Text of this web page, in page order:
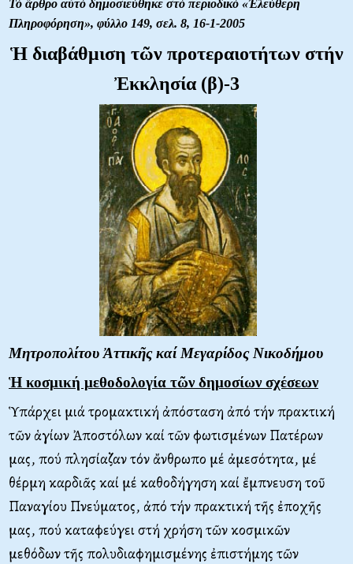
Τό ἄρθρο αὐτό δημοσιεύθηκε στό περιοδικό «Ἐλεύθερη
Πληροφόρηση», φύλλο 149, σελ. 8, 16-1-2005
Ἡ διαβάθμιση τῶν προτεραιοτήτων στήν
Ἐκκλησία (β)-3
Μητροπολίτου Ἀττικῆς καί Μεγαρίδος Νικοδήμου
Ἡ κοσμική μεθοδολογία τῶν δημοσίων σχέσεων
Ὑπάρχει μιά τρομακτική ἀπόσταση ἀπό τήν πρακτική
τῶν ἁγίων Ἀποστόλων καί τῶν φωτισμένων Πατέρων
μας, πού πλησίαζαν τόν ἄνθρωπο μέ ἀμεσότητα, μέ
θέρμη καρδιᾶς καί μέ καθοδήγηση καί ἔμπνευση τοῦ
Παναγίου Πνεύματος, ἀπό τήν πρακτική τῆς ἐποχῆς
μας, πού καταφεύγει στή χρήση τῶν κοσμικῶν
μεθόδων τῆς πολυδιαφημισμένης ἐπιστήμης τῶν